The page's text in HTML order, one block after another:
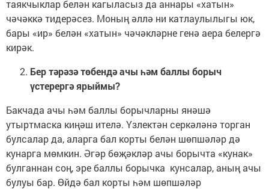
таякчыклар белән кагыласыз да аннары «хатын»
чәчәккә тидерәсез. Моның әллә ни катлаулылыгы юк,
бары «ир» белән «хатын» чәчәкләрне генә аера белергә
кирәк.
Бер тәрәзә төбендә ачы һәм баллы борыч
үстерергә ярыймы?
Бакчада ачы һәм баллы борычларны янәшә
утыртмаска киңәш ителә. Үзлектән серкәләнә торган
булсалар да, аларга бал корты белән шөпшәләр дә
кунарга мөмкин. Әгәр бөҗәкләр ачы борычта «кунак»
булганнан соң, эре баллы борычка кунсалар, аның ачы
булуы бар. Өйдә бал корты һәм шөпшәләр